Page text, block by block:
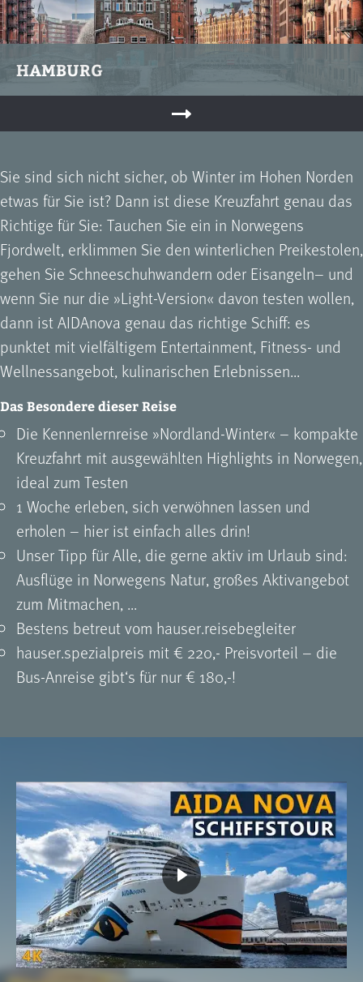
HAMBURG
Sie sind sich nicht sicher, ob Winter im Hohen Norden
etwas für Sie ist? Dann ist diese Kreuzfahrt genau das
Richtige für Sie: Tauchen Sie ein in Norwegens
Fjordwelt, erklimmen Sie den winterlichen Preikestolen,
gehen Sie Schneeschuhwandern oder Eisangeln– und
wenn Sie nur die »Light-Version« davon testen wollen,
dann ist AIDAnova genau das richtige Schiff: es
punktet mit vielfältigem Entertainment, Fitness- und
Wellnessangebot, kulinarischen Erlebnissen...
Das Besondere dieser Reise
Die Kennenlernreise »Nordland-Winter« – kompakte
Kreuzfahrt mit ausgewählten Highlights in Norwegen,
ideal zum Testen
1 Woche erleben, sich verwöhnen lassen und
erholen – hier ist einfach alles drin!
Unser Tipp für Alle, die gerne aktiv im Urlaub sind:
Ausflüge in Norwegens Natur, großes Aktivangebot
zum Mitmachen, ...
Bestens betreut vom hauser.reisebegleiter
hauser.spezialpreis mit € 220,- Preisvorteil – die
Bus-Anreise gibt‘s für nur € 180,-!